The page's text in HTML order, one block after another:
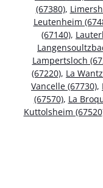
(67380),
Leutenheim
(67140),
Lampertsloch
(67220), La
Vancelle (67730),
(67570), La
Kuttolsheim